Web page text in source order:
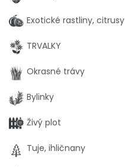
Exotické rastliny, citrusy
TRVALKY
Okrasné trávy
Bylinky
Živý plot
Tuje, ihličnany